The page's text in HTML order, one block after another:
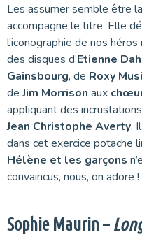
Les assumer semble être
accompagne le titre. Elle
l’iconographie de nos
des disques d’Etienne
Gainsbourg, de Roxy
deJim Morrison aux
appliquant des
Jean Christophe Averty.
dans cet exercice potache
Hélène et les garçons
convaincus, nous, on adore !
Sophie Maurin –